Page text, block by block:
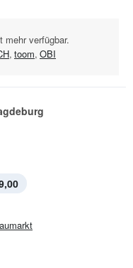
mehr verfügbar.
, toom, OBI